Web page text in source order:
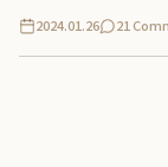
2024.01.26 21